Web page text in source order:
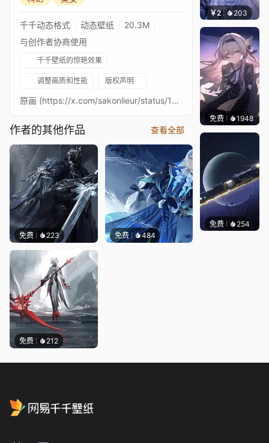
千千动态格式 动态壁纸
20.3M
与创作者协商使用
千千壁纸的惊艳效果
调整画质和性能 版权声明
原画 (https://x.com/sakonlieur/status/1770430191531364612) 由 @sakonlieur (https://x.com/sakonlieur) 在 XMusic 由 HOYO-MiX 制作，tnbee (https://youtu.be/JcoEBrmhTAg?si=rg-UaRwrC9eoWBQu) 混音。我制作的壁纸，除委托外，均免费提供给所有人！如果您愿意支持我和我的作品，请考虑在 https://ko-fi.com/solarmars 捐赠。非常感谢您的所有支持！谢谢！
作者的其他作品 查看全部
免费 223 免费 484
免费 212
￥2 203 宅婳
免费 1948用户
免费 254John